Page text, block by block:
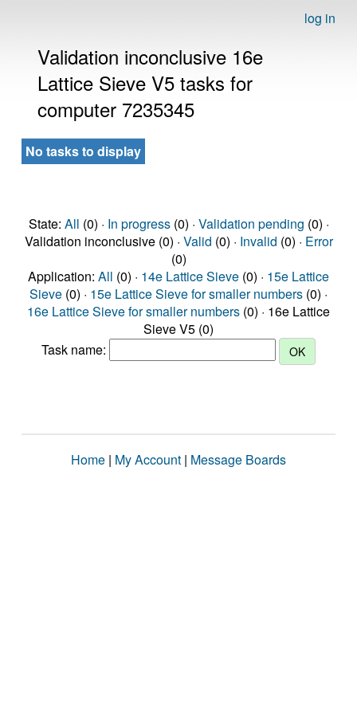
log in
Validation inconclusive 16e
Lattice Sieve V5 tasks for
computer 7235345
No tasks to display
State: All (0) · In progress(0) · Validation pending (0) ·
Validation inconclusive (0) · Valid (0) · Invalid (0) · Error
(0)
Application: All (0) · 14e Lattice Sieve (0) · 15e Lattice
Sieve (0) · 15e Lattice Sieve for smaller numbers (0) ·
16e Lattice Sieve for smaller numbers (0) · 16e Lattice
Sieve V5 (0)
Task name:
Home | My Account | Message Boards